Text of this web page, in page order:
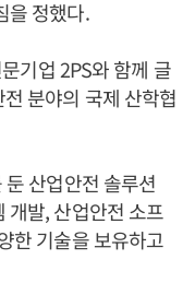
을 정했다.
기업 2PS와 함께 글
분야의 국제 산학협
산업안전 솔루션
개발, 산업안전 소프
한 기술을 보유하고